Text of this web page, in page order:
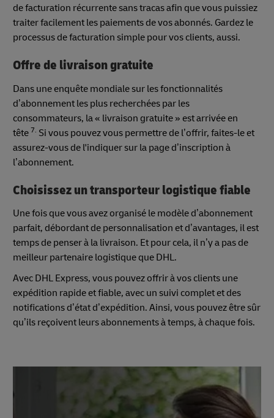
de facturation récurrente sans tracas afin que vous puissiez
traiter facilement les paiements de vos abonnés. Gardez le
processus de facturation simple pour vos clients, aussi.
Offre de livraison gratuite
Dans une enquête mondiale sur les fonctionnalités
d’abonnement les plus recherchées par les
consommateurs, la « livraison gratuite » est arrivée en
tête 7. Si vous pouvez vous permettre de l’offrir, faites-le et
assurez-vous de l'indiquer sur la page d’inscription à
l’abonnement.
Choisissez un transporteur logistique fiable
Une fois que vous avez organisé le modèle d’abonnement
parfait, débordant de personnalisation et d’avantages, il est
temps de penser à la livraison. Et pour cela, il n’y a pas de
meilleur partenaire logistique que DHL.
Avec DHL Express, vous pouvez offrir à vos clients une
expédition rapide et fiable, avec un suivi complet et des
notifications d’état d’expédition. Ainsi, vous pouvez être sûr
qu’ils reçoivent leurs abonnements à temps, à chaque fois.